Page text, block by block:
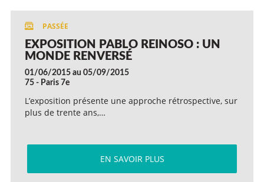
EXPOSITION PABLO REINOSO : UN
MONDE RENVERSÉ
01/06/2015 au 05/09/2015
75 - Paris 7e
L’exposition présente une approche rétrospective, sur
plus de trente ans,…
EN SAVOIR PLUS